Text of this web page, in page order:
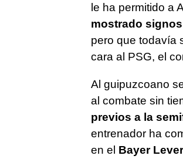
le ha permitido a
mostrado
pero que todavía
cara al PSG, el
Al guipuzcoano
al combate sin
previos a la
entrenador ha
en el Bayer